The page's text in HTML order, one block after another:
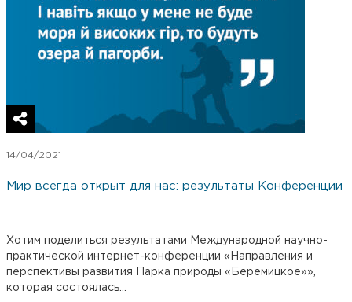
14/04/2021
Мир всегда открыт для нас: результаты Конференции
Хотим поделиться результатами Международной научно-
практической интернет-конференции «Направления и
перспективы развития Парка природы «Беремицкое»»,
которая состоялась...